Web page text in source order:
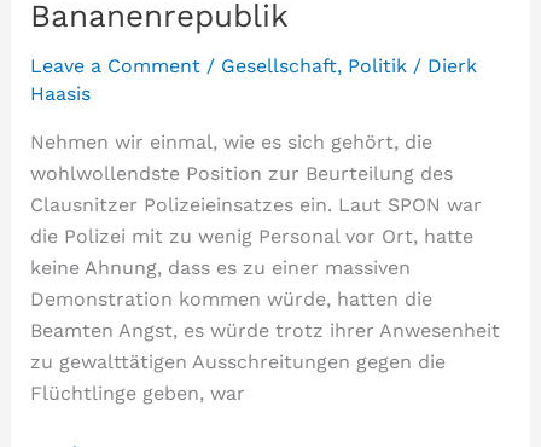
Bananenrepublik
Leave a Comment / Gesellschaft, Politik/ Dierk
Haasis
Nehmen wir einmal, wie es sich gehört, die
wohlwollendste Position zur Beurteilung des
Clausnitzer Polizeieinsatzes ein. Laut SPON war
die Polizei mit zu wenig Personal vor Ort, hatte
keine Ahnung, dass es zu einer massiven
Demonstration kommen würde, hatten die
Beamten Angst, es würde trotz ihrer Anwesenheit
zu gewalttätigen Ausschreitungen gegen die
Flüchtlinge geben, war